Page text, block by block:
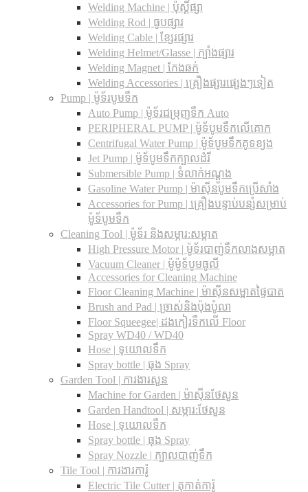
Welding Machine | ប៉ុស្តិ៍ផ្សា
Welding Rod | ធូបផ្សារ
Welding Cable | ខ្សែរផ្សារ
Welding Helmet/Glasse | ក្បាំងផ្សារ
Welding Magnet | កែងឆក់
Welding Accessories | គ្រឿងផ្សារផ្សេងៗទៀត
Pump | ម៉ូទ័របូមទឹក
Auto Pump | ម៉ូទ័រជម្រុញទឹក Auto
PERIPHERAL PUMP | ម៉ូទ័បូមទឹកលើគោក
Centrifugal Water Pump | ម៉ូទ័បូមទឹកគូទខ្យង
Jet Pump | ម៉ូទ័បូមទឹកក្បាលដំរី
Submersible Pump | ទំលាក់អណ្តូង
Gasoline Water Pump | ម៉ាស៊ីនបូមទឹកប្រើសាំង
Accessories for Pump | គ្រឿងបន្ទាប់បន្សំសម្រាប់
ម៉ូទ័បូមទឹក
Cleaning Tool | ម៉ូទ័រ និងសម្ភារ:សម្អាត
High Pressure Motor | ម៉ូទ័របាញ់ទឹកលាងសម្អាត
Vacuum Cleaner | ម៉ូម៉ូទ័បូមធូលី
Accessories for Cleaning Machine
Floor Cleaning Machine | ម៉ាស៊ីនសម្អាតផ្ទៃបាត
Brush and Pad | ច្រាស់និងប៉ុងប៉ូលា
Floor Squeegee| ដងកៀរទឺកលើ Floor
Spray WD40 / WD40
Hose | ទុយោលទឹក
Spray bottle | ធុង Spray
Garden Tool | ការងារសួន
Machine for Garden | ម៉ាស៊ីនថែសួន
Garden Handtool | សម្ភារ:ថែសួន
Hose | ទុយោលទឹក
Spray bottle | ធុង Spray
Spray Nozzle | ក្បាលបាញ់ទឹក
Tile Tool | ការងារការ៉ូ
Electric Tile Cutter | តុកាត់ការ៉ូ